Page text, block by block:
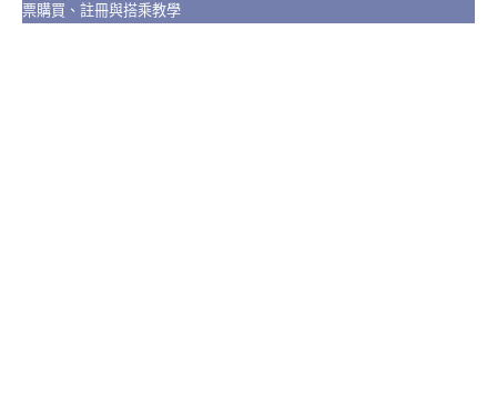
票購買、註冊與搭乘教學